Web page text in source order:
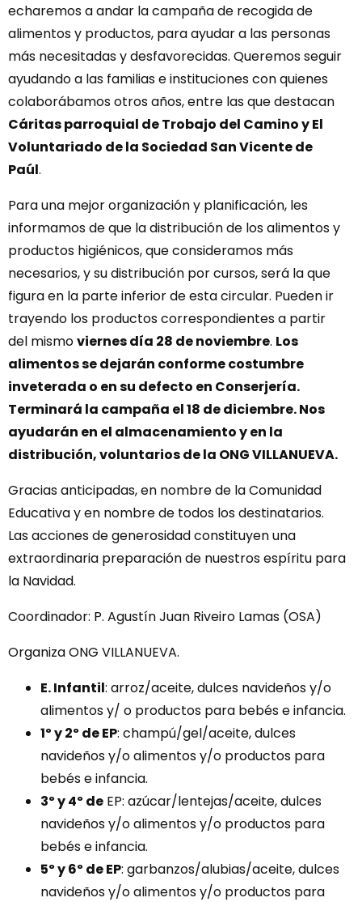
echaremos a andar la campaña de recogida de
alimentos y productos, para ayudar a las personas
más necesitadas y desfavorecidas. Queremos seguir
ayudando a las familias e instituciones con quienes
colaborábamos otros años, entre las que destacan
Cáritas parroquial deTrobajo del Camino yEl
Voluntariado de la Sociedad San Vicente de
Paúl.
Para una mejor organización y planificación, les
informamos de que la distribución de los alimentos y
productos higiénicos, que consideramos más
necesarios, y su distribución por cursos, será la que
figura en la parte inferior de esta circular. Pueden ir
trayendo los productos correspondientes a partir
del mismoviernes día 28 de noviembre. Los
alimentos se dejarán conforme costumbre
inveterada o en su defecto en Conserjería.
Terminará la campaña el 18 de diciembre. Nos
ayudarán en el almacenamiento y en la
distribución, voluntarios de la ONG VILLANUEVA.
Gracias anticipadas, en nombre de la Comunidad
Educativa y en nombre de todos los destinatarios.
Las acciones de generosidad constituyen una
extraordinaria preparación de nuestros espíritu para
la Navidad.
Coordinador: P. Agustín Juan Riveiro Lamas (OSA)
Organiza ONG VILLANUEVA.
E. Infantil: arroz/aceite, dulces navideños y/o
alimentos y/ o productos para bebés e infancia.
1º y 2º de EP: champú/gel/aceite, dulces
navideños y/o alimentos y/o productos para
bebés e infancia.
3º y 4º de EP: azúcar/lentejas/aceite, dulces
navideños y/o alimentos y/o productos para
bebés e infancia.
5º y 6º de EP: garbanzos/alubias/aceite, dulces
navideños y/o alimentos y/o productos para